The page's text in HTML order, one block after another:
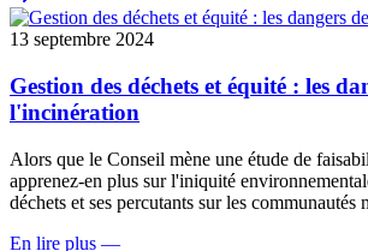
13 septembre 2024
Gestion des déchets et équité : les
l'incinération
Alors que le Conseil mène une étude de
apprenez-en plus sur l'iniquité
déchets et ses percutants sur les communautés
En lire plus —